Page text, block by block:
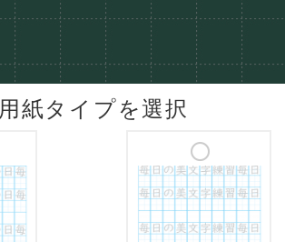
用紙タイプを選択